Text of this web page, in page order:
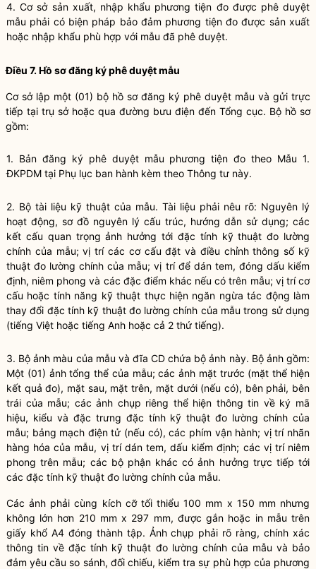
4.Cơ sở sản xuất, nhập khẩu phương tiện đo được phê duyệt
mẫu phải có biện pháp bảo đảm phương tiện đo được sản xuất
hoặc nhập khẩu phù hợp với mẫu đã phê duyệt.
Điều 7. Hồ sơ đăng ký phê duyệt mẫu
Cơ sở lập một (01) bộ hồ sơ đăng ký phê duyệt mẫu và gửi trực
tiếp tại trụ sở hoặc qua đường bưu điện đến Tổng cục. Bộ hồ sơ
gồm:
1. Bản đăng ký phê duyệt mẫu phương tiện đo theo Mẫu 1.
ĐKPDM tại Phụ lục ban hành kèm theo Thông tư này.
2. Bộ tài liệu kỹ thuật của mẫu. Tài liệu phải nêu rõ: Nguyên lý
hoạt động, sơ đồ nguyên lý cấu trúc, hướng dẫn sử dụng; các
kết cấu quan trọng ảnh hưởng tới đặc tính kỹ thuật đo lường
chính của mẫu; vị trí các cơ cấu đặt và điều chỉnh thông số kỹ
thuật đo lường chính của mẫu; vị trí để dán tem, đóng dấu kiểm
định, niêm phong và các đặc điểm khác nếu có trên mẫu; vị trí cơ
cấu hoặc tính năng kỹ thuật thực hiện ngăn ngừa tác động làm
thay đổi đặc tính kỹ thuật đo lường chính của mẫu trong sử dụng
(tiếng Việt hoặc tiếng Anh hoặc cả 2 thứ tiếng).
3. Bộ ảnh màu của mẫu và đĩa CD chứa bộ ảnh này. Bộ ảnh gồm:
Một (01) ảnh tổng thể của mẫu; các ảnh mặt trước (mặt thể hiện
kết quả đo), mặt sau, mặt trên, mặt dưới (nếu có), bên phải, bên
trái của mẫu; các ảnh chụp riêng thể hiện thông tin về ký mã
hiệu, kiểu và đặc trưng đặc tính kỹ thuật đo lường chính của
mẫu; bảng mạch điện tử (nếu có), các phím vận hành; vị trí nhãn
hàng hóa của mẫu, vị trí dán tem, dấu kiểm định; các vị trí niêm
phong trên mẫu; các bộ phận khác có ảnh hưởng trực tiếp tới
các đặc tính kỹ thuật đo lường chính của mẫu.
Các ảnh phải cùng kích cỡ tối thiểu 100 mm x 150 mm nhưng
không lớn hơn 210 mmx 297 mm, được gắn hoặc in mẫu trên
giấy khổ A4 đóng thành tập. Ảnh chụp phải rõ ràng, chính xác
thông tin vềđặc tính kỹ thuật đo lường chính của mẫu và bảo
đảm yêu cầu so sánh, đối chiếu, kiểm tra sự phù hợp của phương